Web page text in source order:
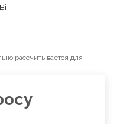
рассчитывается для